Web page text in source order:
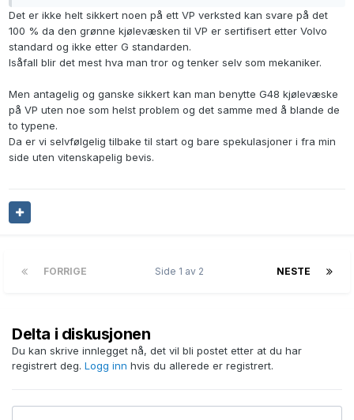
Det er ikke helt sikkert noen på ett VP verksted kan svare på det
100 % da den grønne kjølevæsken til VP er sertifisert etter Volvo
standard og ikke etter G standarden.
Isåfall blir det mest hva man tror og tenker selv som mekaniker.
Men antagelig og ganske sikkert kan man benytte G48 kjølevæske
på VP uten noe som helst problem og det samme med å blande de
to typene.
Da er vi selvfølgelig tilbake til start og bare spekulasjoner i fra min
side uten vitenskapelig bevis.
FORRIGE NESTE
Side 1 av 2
Delta i diskusjonen
Du kan skrive innlegget nå, det vil bli postet etter at du har
registrert deg. Logg inn hvis du allerede er registrert.